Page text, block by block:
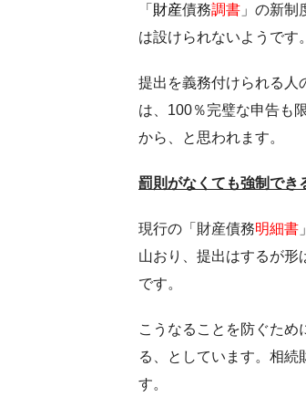
「 財産債務調書 」の新制
は設けられないようです。
提出を義務付けられる人
は、100％完璧な申告も
から、と思われます。
罰則がなくても強制でき
現行の「財産債務明細書
山おり、提出はするが形
です。
こうなることを防ぐため
る、としています。相続
す。